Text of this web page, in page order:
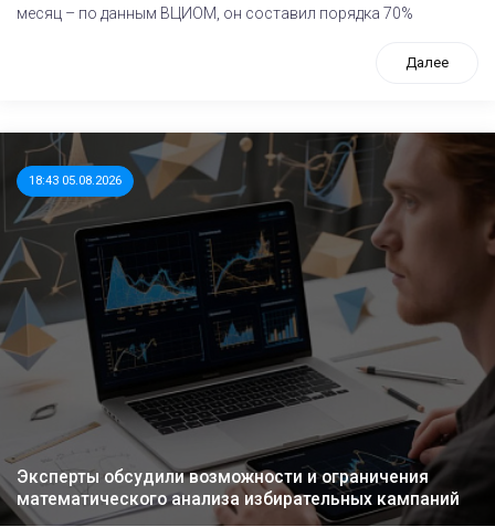
месяц – по данным ВЦИОМ, он составил порядка 70%
Далее
18:43 05.08.2026
Эксперты обсудили возможности и ограничения
математического анализа избирательных кампаний